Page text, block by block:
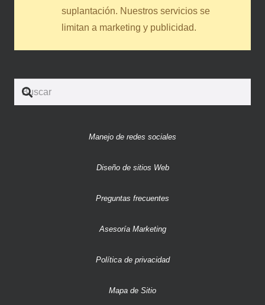
suplantación. Nuestros servicios se
limitan a marketing y publicidad.
Manejo de redes sociales
Diseño de sitios Web
Preguntas frecuentes
Asesoría Marketing
Política de privacidad
Mapa de Sitio